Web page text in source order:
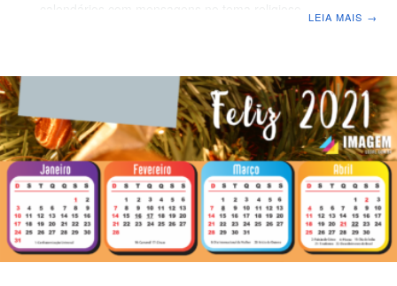
dentro do tema religião, iremos criar assim que possível
e logo postar nesta mesma postagem para todos terem
acesso, para deixar sua sugestão ou pedido, bastar
deixar uma comentário. Para fazer a montagem em seu
computador ou
LEIA MAIS →